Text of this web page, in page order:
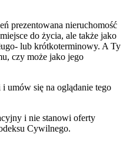
prezentowana nieruchomość
do życia, ale także jako
lub krótkoterminowy. A Ty
czy może jako jego
umów się na oglądanie tego
i nie stanowi oferty
Cywilnego.